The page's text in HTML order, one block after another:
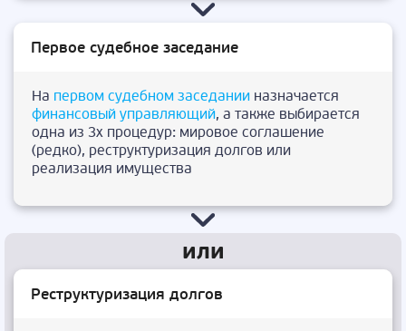
Первое судебное заседание
На первом судебном заседании назначается
финансовый управляющий, а также выбирается
одна из 3х процедур: мировое соглашение
(редко), реструктуризация долгов или
реализация имущества
Реструктуризация долгов